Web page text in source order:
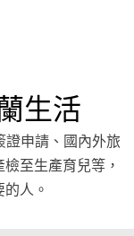
生活
證申請、國內外旅
至生產育兒等，
人。